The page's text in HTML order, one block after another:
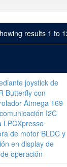
results 1 to
joystick de
Butterfly con
Atmega 169
I2C
LPCXpresso
de motor BLDC y
en display de
operación